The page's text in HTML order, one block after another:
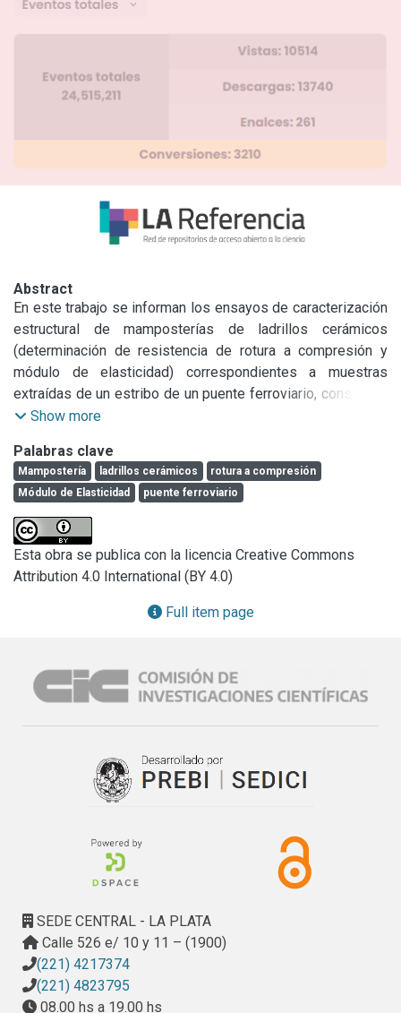
Abstract
En este trabajo se informan los ensayos de caracterización
estructural de mamposterías de ladrillos cerámicos
(determinación de resistencia de rotura a compresión y
módulo de elasticidad) correspondientes a muestras
extraídas de un estribo de un puente ferroviario, construido
hacia 1880, ubicado en ambiente rural y de una torre de
ambiente urbano. Se realiza, además, el cálculo teórico del
módulo de elasticidad a partir de las expresiones indicadas
en el CIRSOC 501 “Proyecto de Reglamento Argentino de
Estructuras de Mampostería” y se lo compara con los
valores experimentales.
Complementariamente, se muestran resultados de ensayos
realizados sobre dinteles de mampostería elaborados para
carbono. Estas experiencias tienen como objetivo conocer
el comportamiento del refuerzo cuando resulta necesaria la
Show more
Palabras clave
Mampostería ladrillos cerámicos
rotura a compresión
Módulo de Elasticidad
puente ferroviario
Esta obra se publica con la licencia Creative Commons
Attribution 4.0 International (BY 4.0)
Full item page
SEDE CENTRAL - LA PLATA
Calle 526 e/ 10 y 11 – (1900)
(221) 4217374
(221) 4823795
08.00 hs a 19.00 hs